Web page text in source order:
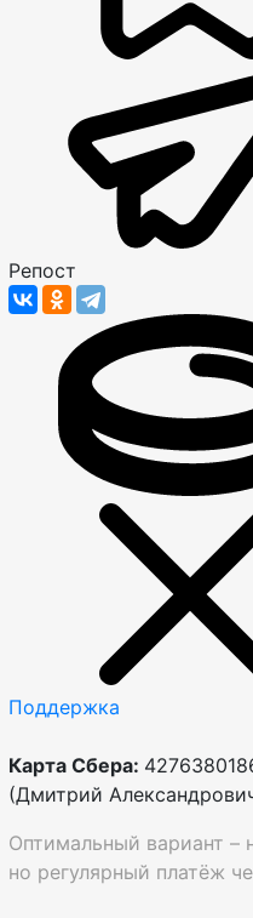
Репост
Поддержка
Карта Сбера:
(Дмитрий
Оптимальный вариант –
но регулярный платёж